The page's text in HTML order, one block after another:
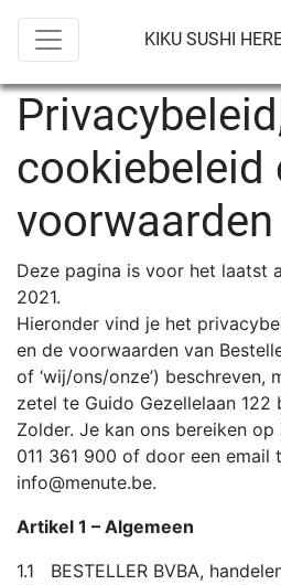
KIKU SUSHI
cookiebeleid
voorwaarden
Deze pagina is voor het laatst
2021.
Hieronder vind je het
en de voorwaarden van
of ‘wij/ons/onze’) beschreven,
zetel te Guido Gezellelaan 122
Zolder. Je kan ons bereiken
011 361 900 of door een email
info@menute.be.
Artikel 1 – Algemeen
1.1 BESTELLER BVBA,